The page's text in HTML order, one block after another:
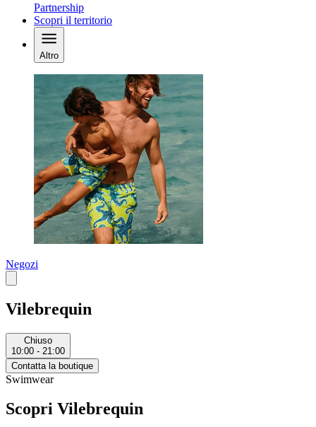
Partnership
Scopri il territorio
Altro
Negozi
Vilebrequin
Chiuso
10:00 - 21:00
Contatta la boutique
Swimwear
Scopri Vilebrequin